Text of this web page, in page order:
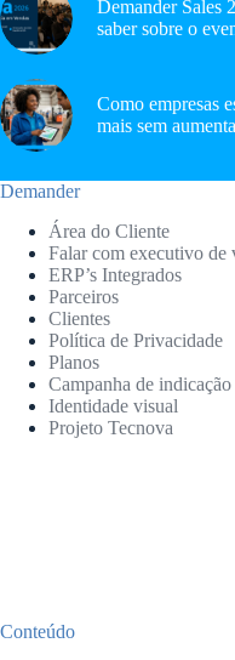
Demander Sales
saber sobre o
Como empresas
mais sem
Demander
Área do Cliente
Falar com executivo de
ERP’s Integrados
Parceiros
Clientes
Política de Privacidade
Planos
Campanha de indicação
Identidade visual
Projeto Tecnova
Conteúdo